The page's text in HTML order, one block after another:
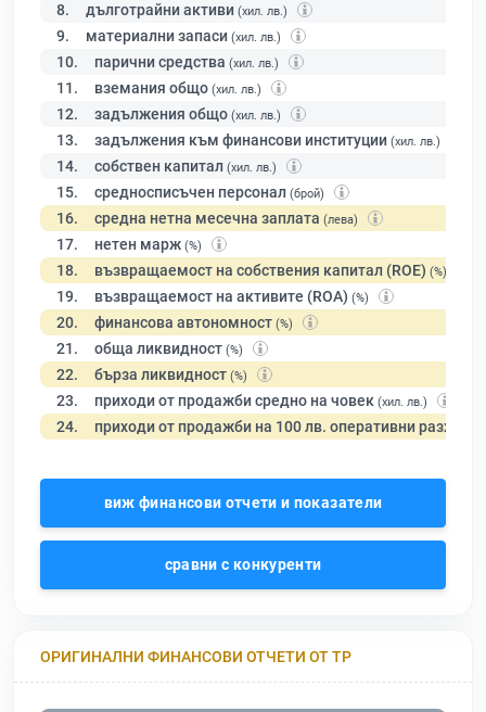
8. дълготрайни активи (хил. лв.)
9. материални запаси (хил. лв.)
10. парични средства (хил. лв.)
11. вземания общо (хил. лв.)
12. задължения общо (хил. лв.)
13. задължения към финансови институции (хил. лв.)
14. собствен капитал (хил. лв.)
15. средносписъчен персонал (брой)
16. средна нетна месечна заплата (лева)
17. нетен марж (%)
18. възвращаемост на собствения капитал (ROE) (%)
19. възвращаемост на активите (ROA) (%)
20. финансова автономност (%)
21. обща ликвидност (%)
22. бърза ликвидност (%)
23. приходи от продажби средно на човек (хил. лв.)
24. приходи от продажби на 100 лв. оперативни разходи
виж финансови отчети и показатели
сравни с конкуренти
ОРИГИНАЛНИ ФИНАНСОВИ ОТЧЕТИ ОТ ТР